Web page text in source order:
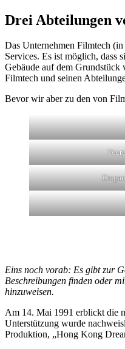
Drei Abteilungen
Das Unternehmen Filmtech
Services. Es ist möglich, dass
Gebäude auf dem
Filmtech und seinen
Bevor wir aber zu den von
Eins noch vorab: Es gibt zur
Beschreibungen finden oder
hinzuweisen.
Am 14. Mai 1991 erblickt die
Unterstützung wurde
Produktion, „Hong Kong